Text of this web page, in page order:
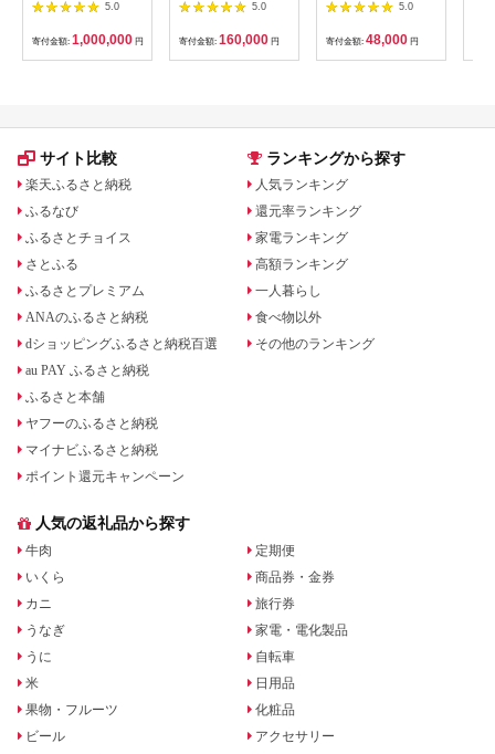
5.0
寄付金額: 1,000,000 円
5.0
寄付金額: 160,000 円
5.0
寄付金額: 48,000 円
サイト比較
楽天ふるさと納税
ふるなび
ふるさとチョイス
さとふる
ふるさとプレミアム
ANAのふるさと納税
dショッピングふるさと納税百選
au PAY ふるさと納税
ふるさと本舗
ヤフーのふるさと納税
マイナビふるさと納税
ポイント還元キャンペーン
ランキングから探す
人気ランキング
還元率ランキング
家電ランキング
高額ランキング
一人暮らし
食べ物以外
その他のランキング
人気の返礼品から探す
牛肉
いくら
カニ
うなぎ
うに
米
果物・フルーツ
ビール
定期便
商品券・金券
旅行券
家電・電化製品
自転車
日用品
化粧品
アクセサリー